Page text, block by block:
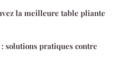
la meilleure table pliante
solutions pratiques contre